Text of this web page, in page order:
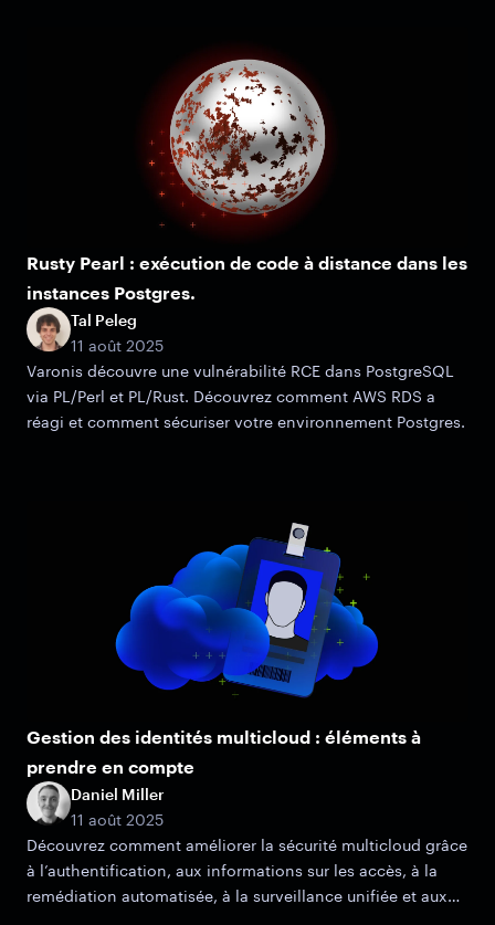
Rusty Pearl : exécution de code à distance dans les
instances Postgres.
Tal Peleg
11 août 2025
Varonis découvre une vulnérabilité RCE dans PostgreSQL
via PL/Perl et PL/Rust. Découvrez comment AWS RDS a
réagi et comment sécuriser votre environnement Postgres.
Gestion des identités multicloud : éléments à
prendre en compte
Daniel Miller
11 août 2025
Découvrez comment améliorer la sécurité multicloud grâce
à l’authentification, aux informations sur les accès, à la
remédiation automatisée, à la surveillance unifiée et aux